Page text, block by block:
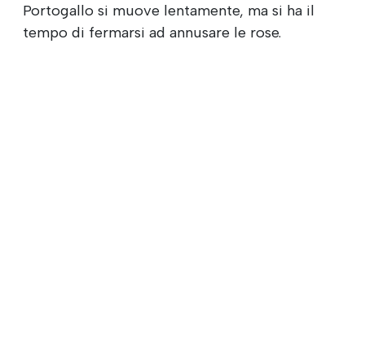
Portogallo si muove lentamente, ma si ha il
tempo di fermarsi ad annusare le rose.